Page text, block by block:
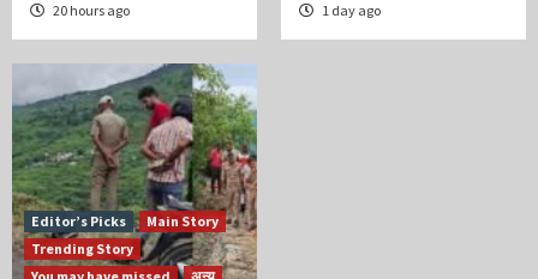
20 hours ago 1 day ago
Editor’s Picks
Main Story
Trending Story